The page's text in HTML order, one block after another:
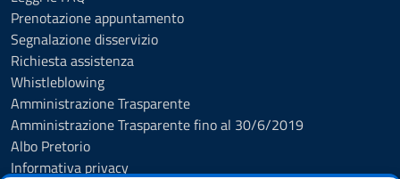
Prenotazione appuntamento
Segnalazione disservizio
Richiesta assistenza
Whistleblowing
Amministrazione Trasparente
Amministrazione Trasparente fino al 30/6/2019
Albo Pretorio
Informativa privacy